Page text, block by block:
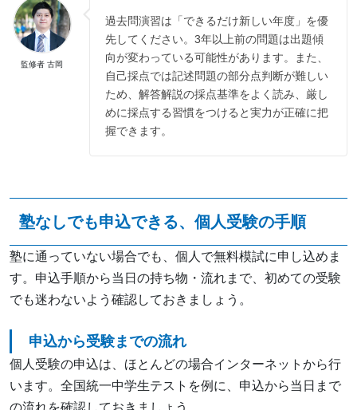
監修者 古岡
過去問演習は「できるだけ新しい年度」を優
先してください。3年以上前の問題は出題傾
向が変わっている可能性があります。また、
自己採点では記述問題の部分点判断が難しい
ため、解答解説の採点基準をよく読み、厳し
めに採点する習慣をつけると実力が正確に把
握できます。
塾なしでも申込できる、個人受験の手順
塾に通っていない場合でも、個人で無料模試に申し込めま
す。申込手順から当日の持ち物・流れまで、初めての受験
でも迷わないよう確認しておきましょう。
申込から受験までの流れ
個人受験の申込は、ほとんどの場合インターネットから行
います。全国統一中学生テストを例に、申込から当日まで
の流れを確認しておきましょう。